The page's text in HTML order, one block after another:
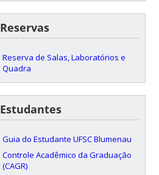
Reservas
Reserva de Salas, Laboratórios e
Quadra
Estudantes
Guia do Estudante UFSC Blumenau
Controle Acadêmico da Graduação
(CAGR)